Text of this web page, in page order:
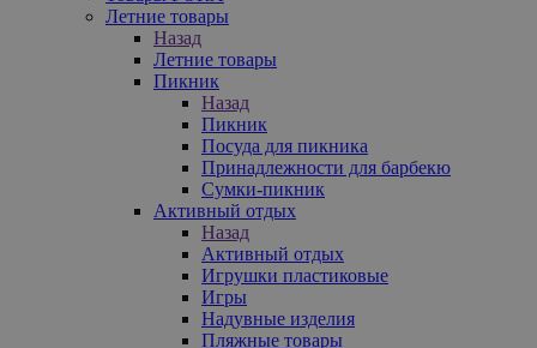
Летние товары
Назад
Летние товары
Пикник
Назад
Пикник
Посуда для пикника
Принадлежности для барбекю
Сумки-пикник
Активный отдых
Назад
Активный отдых
Игрушки пластиковые
Игры
Надувные изделия
Пляжные товары